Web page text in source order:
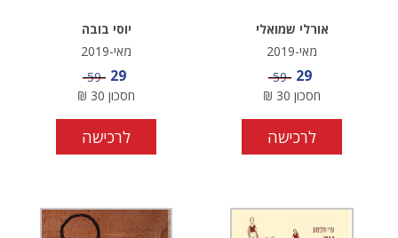
אורלי שמואלי
מאי-2019
מחיר מבצע
29 מחיר
59
חסכון 30
₪
לרכישה
יוסי בובה
מאי-2019
מחיר מבצע
29 מחיר
59
חסכון 30
₪
לרכישה